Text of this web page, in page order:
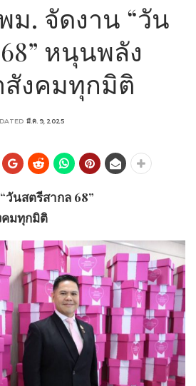
ม. จัดงาน “วัน
หนุนพลัง
งคมทุกมิติ
มี.ค. 9, 2025
วันสตรีสากล 68”
มทุกมิติ